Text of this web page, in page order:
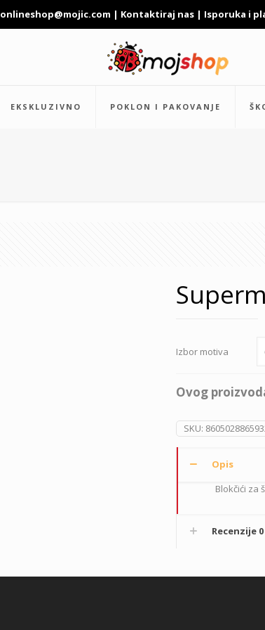
onlineshop@mojic.com | Kontaktiraj nas | Isporuka i
EKSKLUZIVNO POKLON I PAKOVANJE
Izbor motiva
Ovog
SKU:
Opis
Blokčići za
Recenzije 0